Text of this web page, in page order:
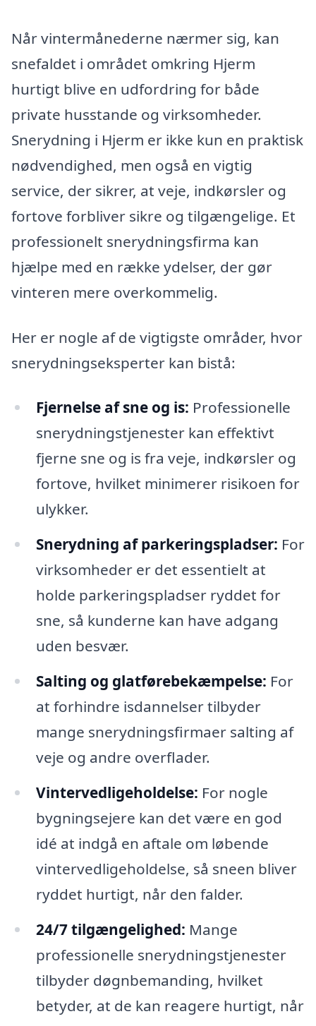
Når vintermånederne nærmer sig, kan
snefaldet i området omkring Hjerm
hurtigt blive en udfordring for både
private husstande og virksomheder.
Snerydning i Hjerm er ikke kun en praktisk
nødvendighed, men også en vigtig
service, der sikrer, at veje, indkørsler og
fortove forbliver sikre og tilgængelige. Et
professionelt snerydningsfirma kan
hjælpe med en række ydelser, der gør
vinteren mere overkommelig.
Her er nogle af de vigtigste områder, hvor
snerydningseksperter kan bistå:
Fjernelse af sne og is: Professionelle
snerydningstjenester kan effektivt
fjerne sne og is fra veje, indkørsler og
fortove, hvilket minimerer risikoen for
ulykker.
Snerydning af parkeringspladser: For
virksomheder er det essentielt at
holde parkeringspladser ryddet for
sne, så kunderne kan have adgang
uden besvær.
Salting og glatførebekæmpelse: For
at forhindre isdannelser tilbyder
mange snerydningsfirmaer salting af
veje og andre overflader.
Vintervedligeholdelse: For nogle
bygningsejere kan det være en god
idé at indgå en aftale om løbende
vintervedligeholdelse, så sneen bliver
ryddet hurtigt, når den falder.
24/7 tilgængelighed: Mange
professionelle snerydningstjenester
tilbyder døgnbemanding, hvilket
betyder, at de kan reagere hurtigt, når